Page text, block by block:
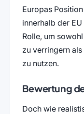
Europas
innerhalb der
Rolle, um
zu verringern
zu nutzen.
Bewertung
Doch wie